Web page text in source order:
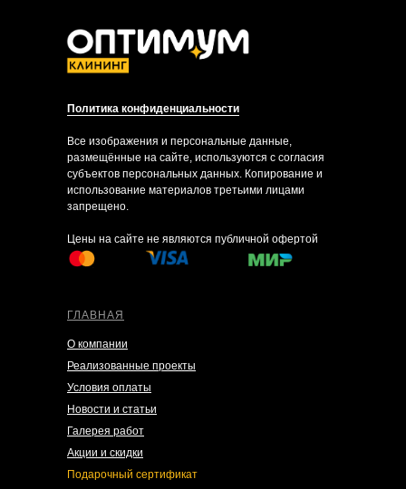
ГЛАВНАЯ
О компании
Реализованные проекты
Условия оплаты
Новости и статьи
Галерея работ
Акции и скидки
Подарочный сертификат
Политика конфиденциальности
Все изображения и персональные данные,
размещённые на сайте, используются с согласия
субъектов персональных данных. Копирование и
использование материалов третьими лицами
запрещено.
Цены на сайте не являются публичной офертой